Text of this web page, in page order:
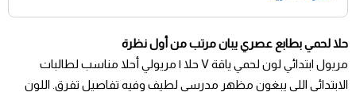
حلا لحمي بطابع عصري يبان مرتب من أول نظرة
مريول ابتدائي لون لحمي ياقة V حلا | مريولي أحلا مناسب لطالبات
الابتدائي اللي يبغون مظهر مدرسي لطيف وفيه تفاصيل تفرق. اللون